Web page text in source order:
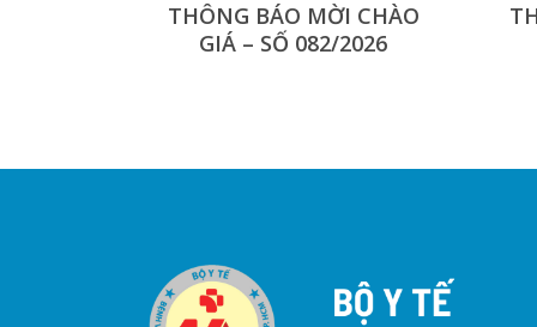
THÔNG BÁO MỜI CHÀO
GIÁ – SỐ 082/2026